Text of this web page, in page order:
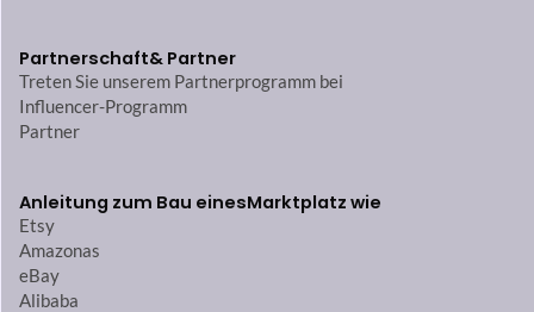
Partnerschaft& Partner
Treten Sie unserem Partnerprogramm bei
Influencer-Programm
Partner
Anleitung zum Bau einesMarktplatz wie
Etsy
Amazonas
eBay
Alibaba